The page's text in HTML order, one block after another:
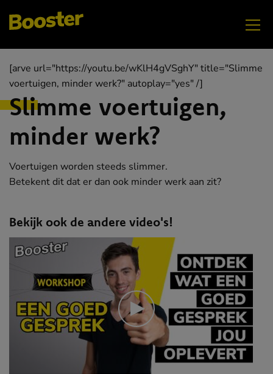
[arve url="https://youtu.be/wKlH4gVSghY" title="Slimme
voertuigen, minder werk?" autoplay="yes" /]
Slimme voertuigen,
minder werk?
Voertuigen worden steeds slimmer.
Betekent dit dat er dan ook minder werk aan zit?
Bekijk ook de andere video's!